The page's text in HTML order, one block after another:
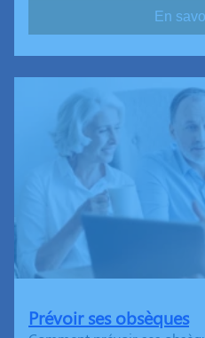
En
Prévoir ses obsèques